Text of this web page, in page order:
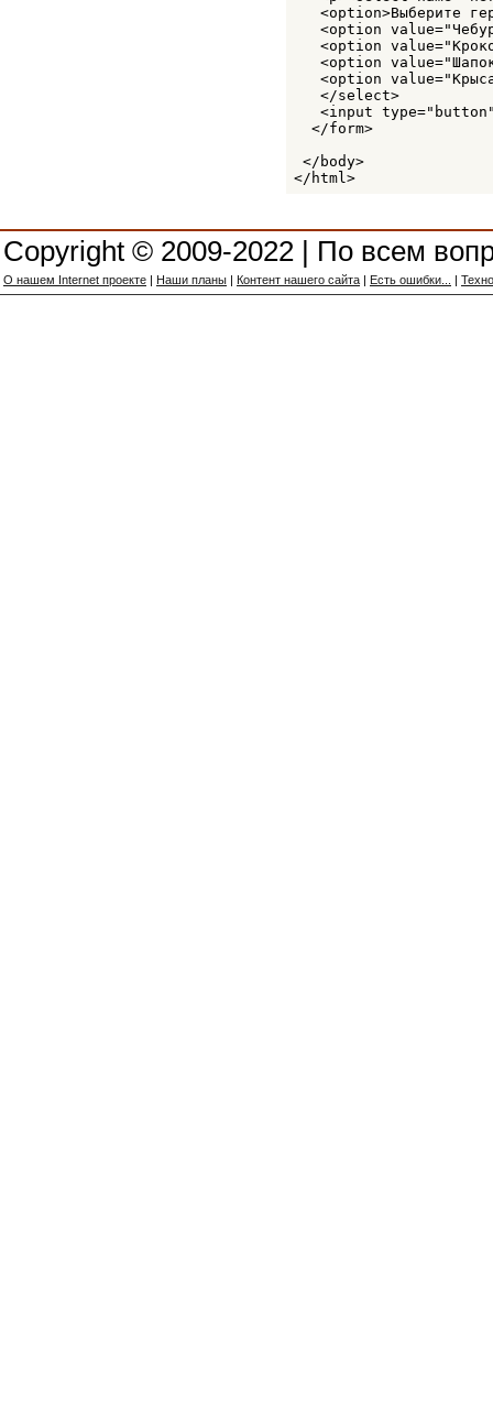
<option>Выберите
<option
<option
<option
<option
   </select>
<input
  </form>
</body>
</html>
Copyright © 2009-2022 | По всем
О нашем Internet проекте | Наши планы | Контент нашего сайта | Есть ошибки... |